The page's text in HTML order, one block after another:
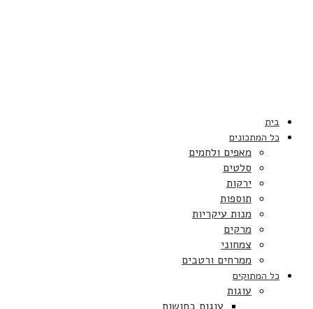
בית
כל המתכונים
מאפים ולחמים
סלטים
ירקות
תוספות
מנות עיקריות
מרקים
צמחוני
ממרחים ורטבים
כל המתוקים
עוגות